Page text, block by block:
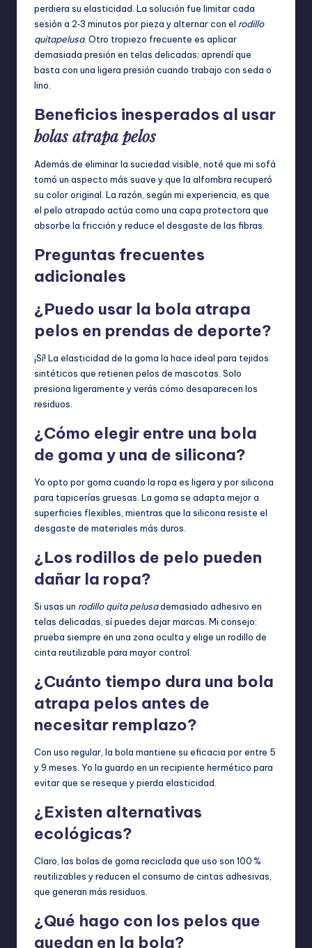
perdiera su elasticidad. La solución fue limitar cada
sesión a 2‑3 minutos por pieza y alternar con el rodillo
quitapelusa. Otro tropiezo frecuente es aplicar
demasiada presión en telas delicadas; aprendí que
basta con una ligera presión cuando trabajo con seda o
lino.
Beneficios inesperados al usar
bolas atrapa pelos
Además de eliminar la suciedad visible, noté que mi sofá
tomó un aspecto más suave y que la alfombra recuperó
su color original. La razón, según mi experiencia, es que
el pelo atrapado actúa como una capa protectora que
absorbe la fricción y reduce el desgaste de las fibras.
Preguntas frecuentes
adicionales
¿Puedo usar la bola atrapa
pelos en prendas de deporte?
¡Sí! La elasticidad de la goma la hace ideal para tejidos
sintéticos que retienen pelos de mascotas. Solo
presiona ligeramente y verás cómo desaparecen los
residuos.
¿Cómo elegir entre una bola
de goma y una de silicona?
Yo opto por goma cuando la ropa es ligera y por silicona
para tapicerías gruesas. La goma se adapta mejor a
superficies flexibles, mientras que la silicona resiste el
desgaste de materiales más duros.
¿Los rodillos de pelo pueden
dañar la ropa?
Si usas un rodillo quita pelusademasiado adhesivo en
telas delicadas, sí puedes dejar marcas. Mi consejo:
prueba siempre en una zona oculta y elige un rodillo de
cinta reutilizable para mayor control.
¿Cuánto tiempo dura una bola
atrapa pelos antes de
necesitar remplazo?
Con uso regular, la bola mantiene su eficacia por entre 5
y 9 meses. Yo la guardo en un recipiente hermético para
evitar que se reseque y pierda elasticidad.
¿Existen alternativas
ecológicas?
Claro, las bolas de goma reciclada que uso son 100 %
reutilizables y reducen el consumo de cintas adhesivas,
que generan más residuos.
¿Qué hago con los pelos que
quedan en la bola?